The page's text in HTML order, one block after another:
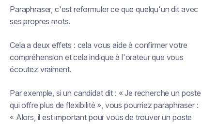
Paraphraser, c'est reformuler ce que quelqu'un dit avec
ses propres mots.
Cela a deux effets : cela vous aide à confirmer votre
compréhension et cela indique à l'orateur que vous
écoutez vraiment.
Par exemple, si un candidat dit : « Je recherche un poste
qui offre plus de flexibilité », vous pourriez paraphraser :
« Alors, il est important pour vous de trouver un poste